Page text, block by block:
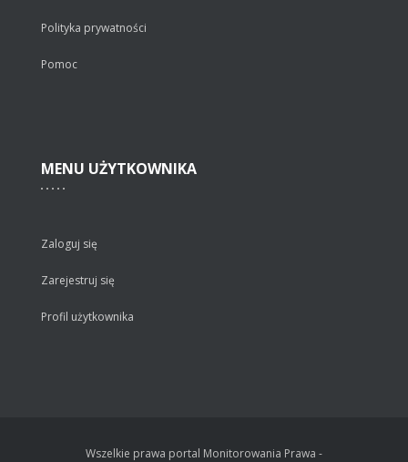
Polityka prywatności
Pomoc
MENU UŻYTKOWNIKA
Zaloguj się
Zarejestruj się
Profil użytkownika
Wszelkie prawa portal Monitorowania Prawa -